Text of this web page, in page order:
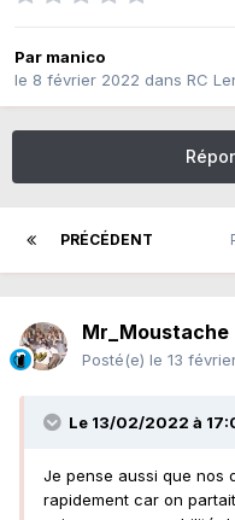
Par manico
le 8 février 2022 dans RC
PRÉCÉDENT
Mr_Moustache
Posté(e) le 13
Le 13/02/2022 à
Je pense aussi que nos
rapidement car on